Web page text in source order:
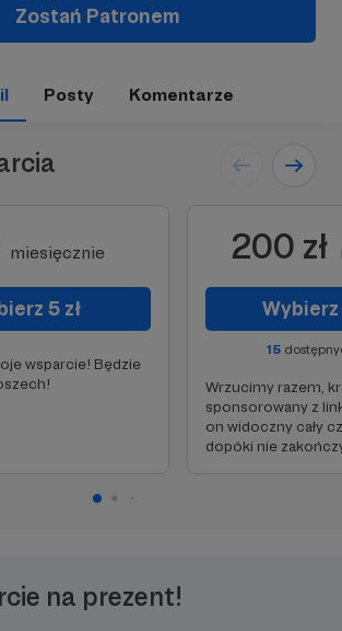
Zostań Patronem
Posty Komentarze
miesięcznie
5 zł
wsparcie! Będzie
200 zł
Wybierz
15
Wrzucimy razem,
sponsorowany z
on widoczny cały
dopóki nie
na prezent!